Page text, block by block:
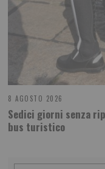
8 AGOSTO 2026
Sedici giorni senza
bus turistico